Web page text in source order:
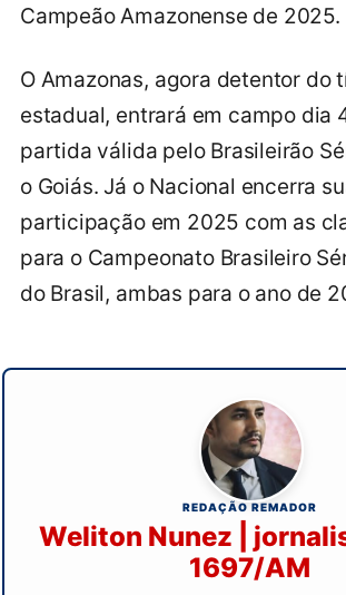
Campeão Amazonense de 2025.
O Amazonas, agora detentor do
estadual, entrará em campo dia
partida válida pelo Brasileirão
o Goiás. Já o Nacional encerra
participação em 2025 com as
para o Campeonato Brasileiro
do Brasil, ambas para o ano de
REDAÇÃO REMADOR
Weliton Nunez |
1697/AM